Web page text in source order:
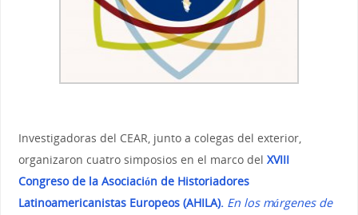
Investigadoras del CEAR, junto a colegas del exterior,
organizaron cuatro simposios en el marco del XVIII
Congreso de la Asociación de Historiadores
Latinoamericanistas Europeos (AHILA). En los márgenes de